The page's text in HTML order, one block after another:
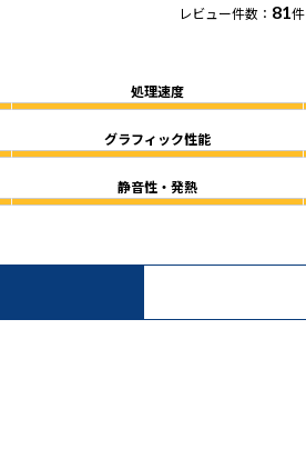
レビュー件数： 81件
処理速度
グラフィック性能
静音性・発熱